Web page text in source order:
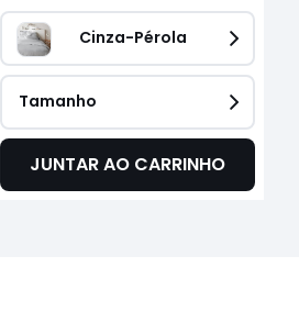
Cinza-Pérola
Tamanho
JUNTAR AO CARRINHO